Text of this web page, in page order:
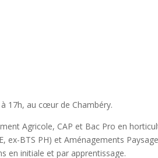
17h, au cœur de Chambéry.
Agricole, CAP et Bac Pro en
BTS PH) et Aménagements
en initiale et par apprentissage.